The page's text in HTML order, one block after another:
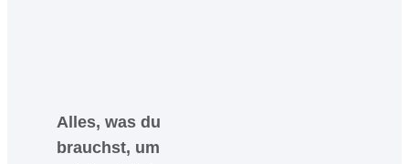
Alles, was du
brauchst, um